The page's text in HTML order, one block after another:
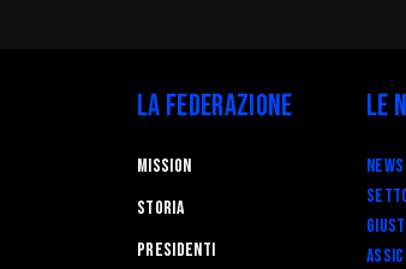
La Federazione
Mission
STORIA
Presidenti
Le
News